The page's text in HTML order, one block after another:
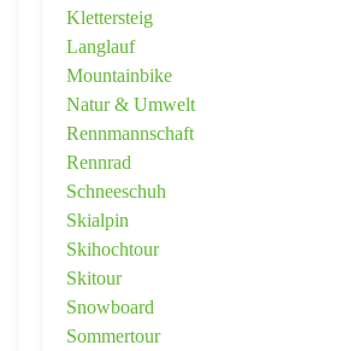
Klettersteig
Langlauf
Mountainbike
Natur & Umwelt
Rennmannschaft
Rennrad
Schneeschuh
Skialpin
Skihochtour
Skitour
Snowboard
Sommertour